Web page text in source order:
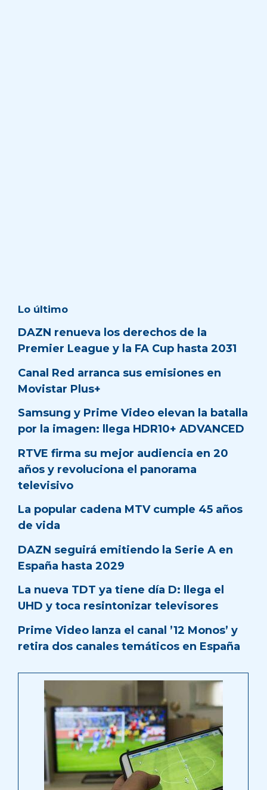
Lo último
DAZN renueva los derechos de la
Premier League y la FA Cup hasta 2031
Canal Red arranca sus emisiones en
Movistar Plus+
Samsung y Prime Video elevan la batalla
por la imagen: llega HDR10+ ADVANCED
RTVE firma su mejor audiencia en 20
años y revoluciona el panorama
televisivo
La popular cadena MTV cumple 45 años
de vida
DAZN seguirá emitiendo la Serie A en
España hasta 2029
La nueva TDT ya tiene día D: llega el
UHD y toca resintonizar televisores
Prime Video lanza el canal ’12 Monos’ y
retira dos canales temáticos en España